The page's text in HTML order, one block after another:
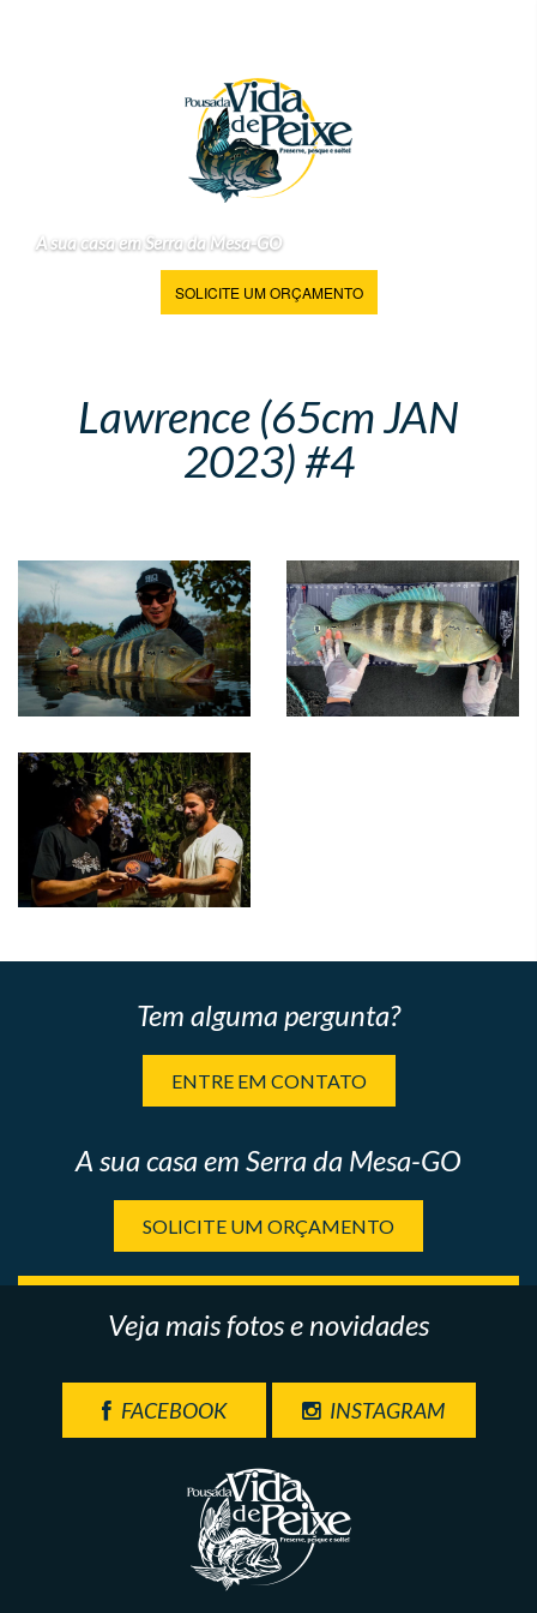
A sua casa em Serra da Mesa-GO
SOLICITE UM ORÇAMENTO
Lawrence (65cm JAN
2023) #4
Tem alguma pergunta?
ENTRE EM CONTATO
A sua casa em Serra da Mesa-GO
SOLICITE UM ORÇAMENTO
Veja mais fotos e novidades
FACEBOOK INSTAGRAM